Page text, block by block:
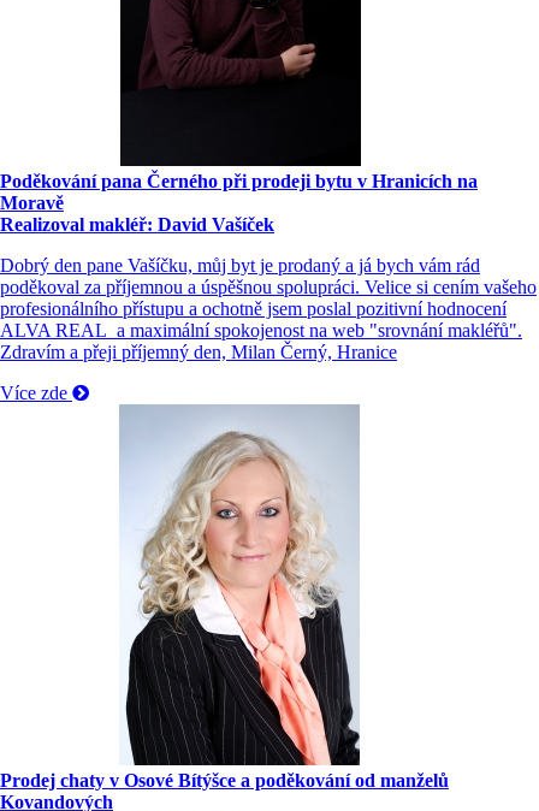
Poděkování pana Černého při prodeji bytu v Hranicích na
Moravě
Realizoval makléř: David Vašíček
Dobrý den pane Vašíčku, můj byt je prodaný a já bych vám rád
poděkoval za příjemnou a úspěšnou spolupráci. Velice si cením vašeho
profesionálního přístupu a ochotně jsem poslal pozitivní hodnocení
ALVA REAL a maximální spokojenost na web "srovnání makléřů".
Zdravím a přeji příjemný den, Milan Černý, Hranice
Více zde
Prodej chaty v Osové Bítýšce a poděkování od manželů
Kovandových